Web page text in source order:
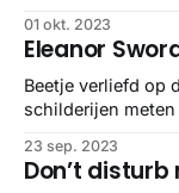
tikken.
01 okt. 2023
Eleanor
Beetje verliefd op
schilderijen
23 sep. 2023
Don’t disturb